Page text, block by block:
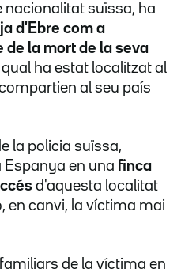
nacionalitat suïssa, ha
d'Ebre com a
la mort de la seva
ha estat localitzat al
al seu país
la policia suïssa,
Espanya en una finca
d'aquesta localitat
en canvi, la víctima mai
de la víctima en